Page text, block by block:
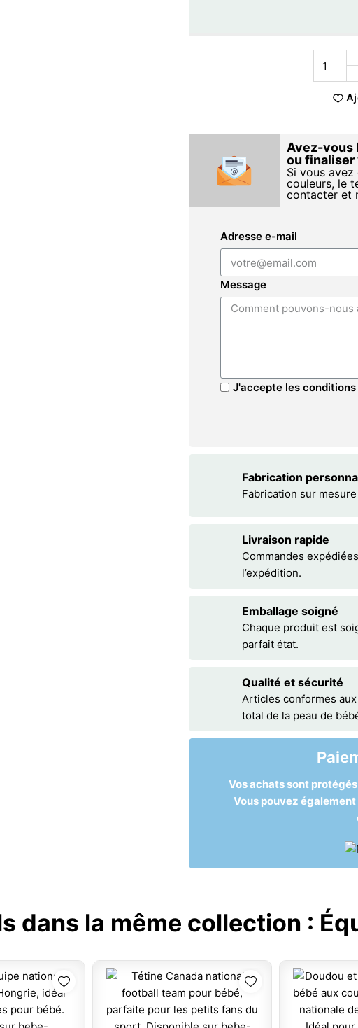
Avez-vous
ou finaliser
Si vous
couleurs, le
contacter et
Adresse e-mail
Message
J'accepte les
Fabrication
Fabrication sur
Livraison rapide
Commandes
l’expédition.
Emballage soigné
Chaque produit est
parfait état.
Qualité et sécurité
Articles conformes
total de la peau de
Vos achats sont
Vous pouvez
dans la même collection :